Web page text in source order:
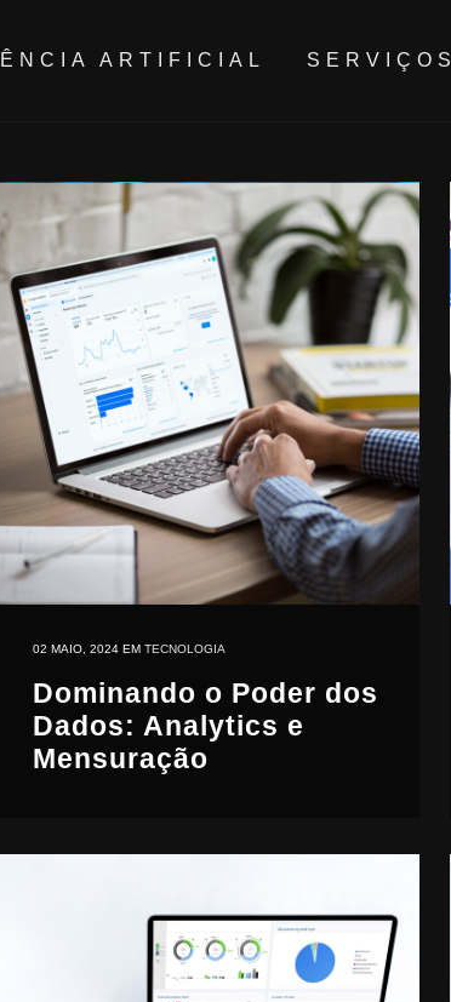
ARTIFICIAL SERVIÇOS
02 MAIO, 2024EM TECNOLOGIA
Dominando o Poder dos
Dados: Analytics e
Mensuração